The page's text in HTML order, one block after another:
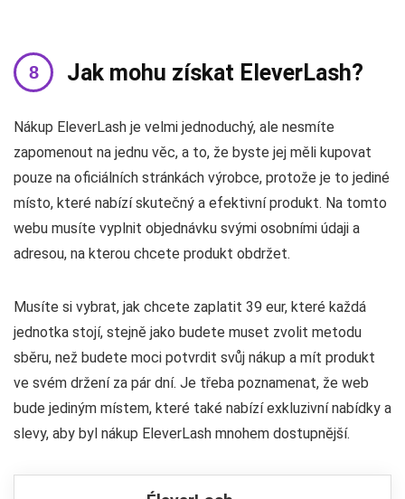
Jak mohu získat EleverLash?
Nákup EleverLash je velmi jednoduchý, ale nesmíte
zapomenout na jednu věc, a to, že byste jej měli kupovat
pouze na oficiálních stránkách výrobce, protože je to jediné
místo, které nabízí skutečný a efektivní produkt. Na tomto
webu musíte vyplnit objednávku svými osobními údaji a
adresou, na kterou chcete produkt obdržet.
Musíte si vybrat, jak chcete zaplatit 39 eur, které každá
jednotka stojí, stejně jako budete muset zvolit metodu
sběru, než budete moci potvrdit svůj nákup a mít produkt
ve svém držení za pár dní. Je třeba poznamenat, že web
bude jediným místem, které také nabízí exkluzivní nabídky a
slevy, aby byl nákup EleverLash mnohem dostupnější.